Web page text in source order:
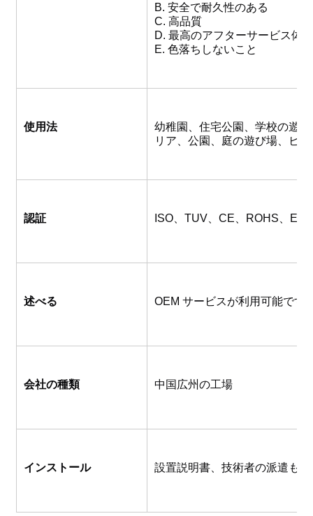
B. 安全で耐久性のある
C. 高品質
D. 最高のアフターサービス体
E. 色落ちしないこと
使用法
幼稚園、住宅公園、学校の遊
リア、公園、庭の遊び場、ビ
認証 ISO、TUV、CE、ROHS、
述べる OEM サービスが利用可能です
会社の種類 中国広州の工場
インストール 設置説明書、技術者の派遣も